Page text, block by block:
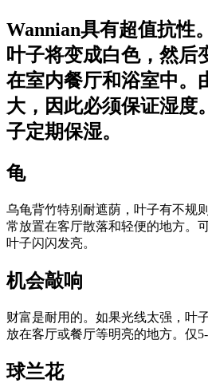
Wannian具有超值抗性
叶子将变成白色，然后
在室内餐厅和浴室中。
大，因此必须保证湿度
子定期保湿。
龟
乌龟背竹特别耐遮荫，叶子有不规
常放置在客厅散落和轻便的地方。
叶子闪闪发亮。
机会敲响
财富是耐用的。如果光线太强，叶
放在客厅或餐厅等明亮的地方。仅
球兰花